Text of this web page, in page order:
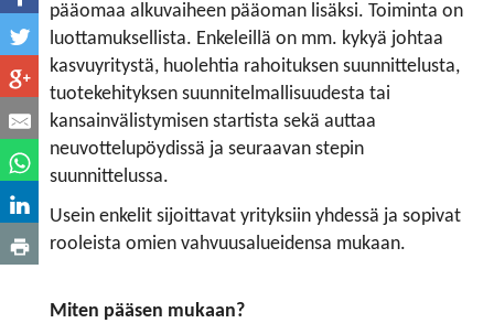
pääomaa alkuvaiheen pääoman lisäksi. Toiminta on
luottamuksellista. Enkeleillä on mm. kykyä johtaa
kasvuyritystä, huolehtia rahoituksen suunnittelusta,
tuotekehityksen suunnitelmallisuudesta tai
kansainvälistymisen startista sekä auttaa
neuvottelupöydissä ja seuraavan stepin
suunnittelussa.
Usein enkelit sijoittavat yrityksiin yhdessä ja sopivat
rooleista omien vahvuusalueidensa mukaan.
Miten pääsen mukaan?